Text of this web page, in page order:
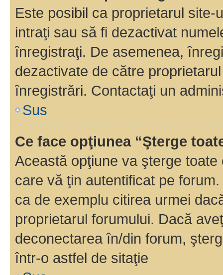
Este posibil ca proprietarul
intraţi sau să fi dezactivat
înregistraţi. De asemenea,
dezactivate de către
înregistrări. Contactaţi un
Sus
Ce face opţiunea “Şterge
Această opţiune va şterge
care vă ţin autentificat pe
ca de exemplu citirea urmei
proprietarul forumului. Dacă
deconectarea în/din forum,
într-o astfel de sitaţie